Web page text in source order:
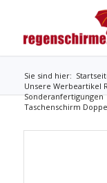
Sie sind hier:
Unsere Werbeartikel
Sonderanfertigungen
Taschenschirm